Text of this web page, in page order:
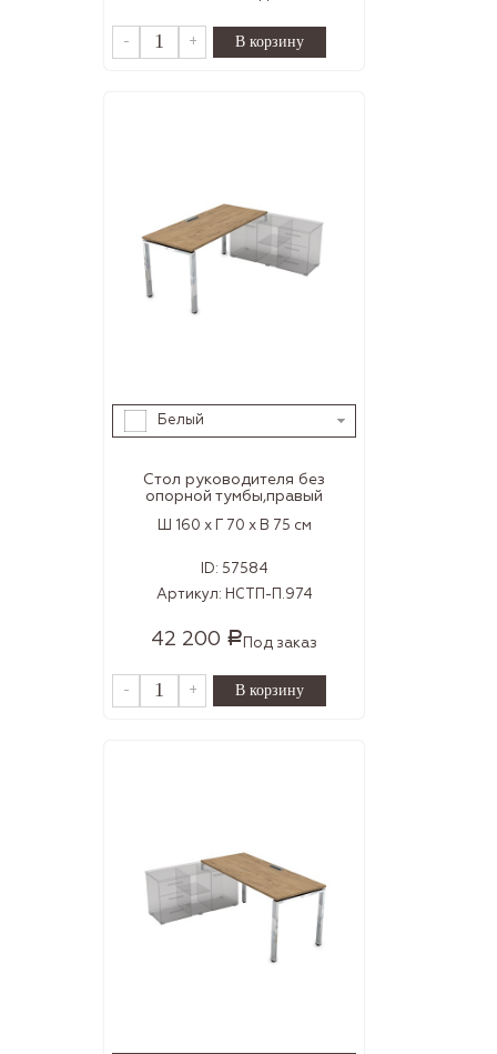
- +
Белый
Стол руководителя без
опорной тумбы,правый
Ш 160 x Г 70 x В 75 см
ID: 57584
Артикул: НСТП-П.974
42 200 Р Под заказ
- +